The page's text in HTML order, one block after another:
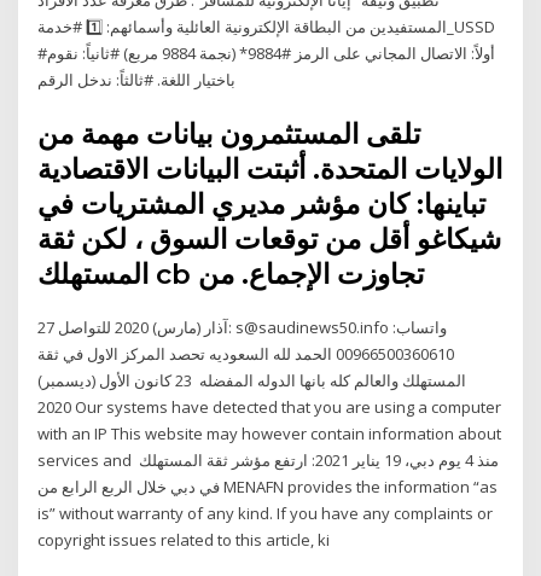
المستفيدين من البطاقة الإلكترونية العائلية وأسمائهم: 1️⃣ #خدمة_USSD
#أولاً: الاتصال المجاني على الرمز #9884* (نجمة 9884 مربع) #ثانياً: نقوم
باختيار اللغة. #ثالثاً: ندخل الرقم
تلقى المستثمرون بيانات مهمة من
الولايات المتحدة. أثبتت البيانات الاقتصادية
تباينها: كان مؤشر مديري المشتريات في
شيكاغو أقل من توقعات السوق ، لكن ثقة
المستهلك cb تجاوزت الإجماع. من
27 آذار (مارس) 2020 للتواصل: s@saudinews50.info واتساب:
00966500360610 الحمد لله السعوديه تحصد المركز الاول في ثقة
المستهلك والعالم كله بانها الدوله المفضله 23 كانون الأول (ديسمبر)
2020 Our systems have detected that you are using a computer
with an IP This website may however contain information about
services and منذ 4 يوم دبي، 19 يناير 2021: ارتفع مؤشر ثقة المستهلك
في دبي خلال الربع الرابع من MENAFN provides the information “as
is” without warranty of any kind. If you have any complaints or
copyright issues related to this article, ki